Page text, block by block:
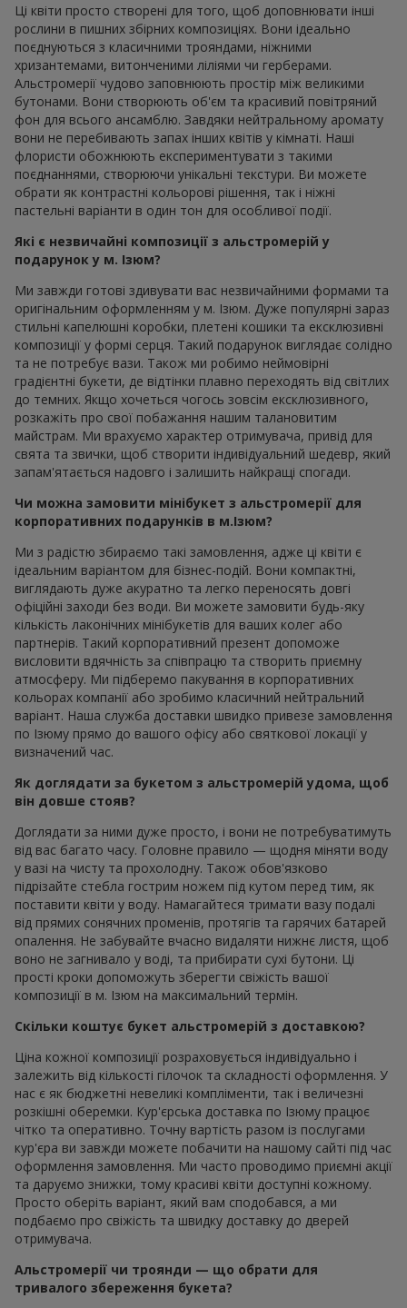
Ці квіти просто створені для того, щоб доповнювати інші
рослини в пишних збірних композиціях. Вони ідеально
поєднуються з класичними трояндами, ніжними
хризантемами, витонченими ліліями чи герберами.
Альстромерії чудово заповнюють простір між великими
бутонами. Вони створюють об'єм та красивий повітряний
фон для всього ансамблю. Завдяки нейтральному аромату
вони не перебивають запах інших квітів у кімнаті. Наші
флористи обожнюють експериментувати з такими
поєднаннями, створюючи унікальні текстури. Ви можете
обрати як контрастні кольорові рішення, так і ніжні
пастельні варіанти в один тон для особливої події.
Які є незвичайні композиції з альстромерій у
подарунок у м. Ізюм?
Ми завжди готові здивувати вас незвичайними формами та
оригінальним оформленням у м. Ізюм. Дуже популярні зараз
стильні капелюшні коробки, плетені кошики та ексклюзивні
композиції у формі серця. Такий подарунок виглядає солідно
та не потребує вази. Також ми робимо неймовірні
градієнтні букети, де відтінки плавно переходять від світлих
до темних. Якщо хочеться чогось зовсім ексклюзивного,
розкажіть про свої побажання нашим талановитим
майстрам. Ми врахуємо характер отримувача, привід для
свята та звички, щоб створити індивідуальний шедевр, який
запам'ятається надовго і залишить найкращі спогади.
Чи можна замовити мінібукет з альстромерії для
корпоративних подарунків в м.Ізюм?
Ми з радістю збираємо такі замовлення, адже ці квіти є
ідеальним варіантом для бізнес-подій. Вони компактні,
виглядають дуже акуратно та легко переносять довгі
офіційні заходи без води. Ви можете замовити будь-яку
кількість лаконічних мінібукетів для ваших колег або
партнерів. Такий корпоративний презент допоможе
висловити вдячність за співпрацю та створить приємну
атмосферу. Ми підберемо пакування в корпоративних
кольорах компанії або зробимо класичний нейтральний
варіант. Наша служба доставки швидко привезе замовлення
по Ізюму прямо до вашого офісу або святкової локації у
визначений час.
Як доглядати за букетом з альстромерій удома, щоб
він довше стояв?
Доглядати за ними дуже просто, і вони не потребуватимуть
від вас багато часу. Головне правило — щодня міняти воду
у вазі на чисту та прохолодну. Також обов'язково
підрізайте стебла гострим ножем під кутом перед тим, як
поставити квіти у воду. Намагайтеся тримати вазу подалі
від прямих сонячних променів, протягів та гарячих батарей
опалення. Не забувайте вчасно видаляти нижнє листя, щоб
воно не загнивало у воді, та прибирати сухі бутони. Ці
прості кроки допоможуть зберегти свіжість вашої
композиції в м. Ізюм на максимальний термін.
Скільки коштує букет альстромерій з доставкою?
Ціна кожної композиції розраховується індивідуально і
залежить від кількості гілочок та складності оформлення. У
нас є як бюджетні невеликі компліменти, так і величезні
розкішні оберемки. Кур'єрська доставка по Ізюму працює
чітко та оперативно. Точну вартість разом із послугами
кур'єра ви завжди можете побачити на нашому сайті під час
оформлення замовлення. Ми часто проводимо приємні акції
та даруємо знижки, тому красиві квіти доступні кожному.
Просто оберіть варіант, який вам сподобався, а ми
подбаємо про свіжість та швидку доставку до дверей
отримувача.
Альстромерії чи троянди — що обрати для
тривалого збереження букета?